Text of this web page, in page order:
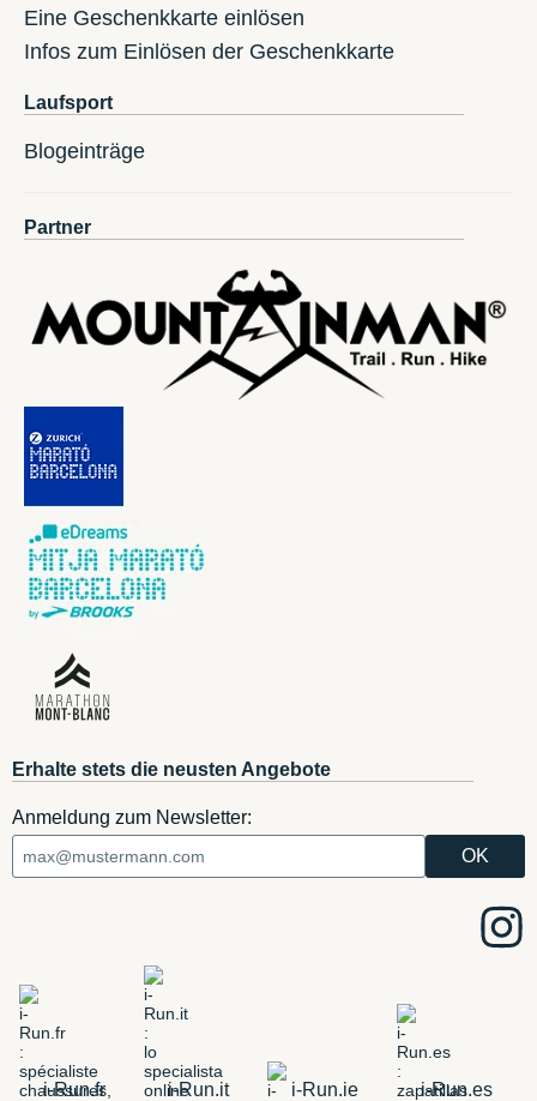
Eine Geschenkkarte einlösen
Infos zum Einlösen der Geschenkkarte
Laufsport
Blogeinträge
Partner
Erhalte stets die neusten Angebote
Anmeldung zum Newsletter:
i-Run.fr i-Run.it i-Run.ie i-Run.es